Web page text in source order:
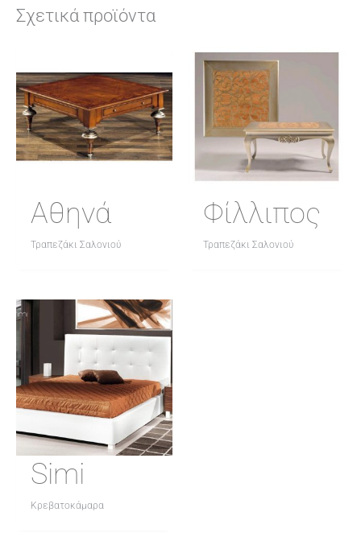
Σχετικά προϊόντα
Αθηνά
Τραπεζάκι Σαλονιού
Φίλλιπος
Τραπεζάκι Σαλονιού
Simi
Κρεβατοκάμαρα